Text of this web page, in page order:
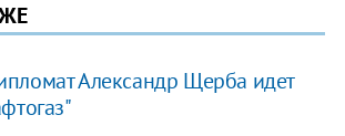
Александр Щерба идет